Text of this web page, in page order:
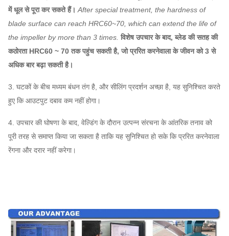
केन्द्रापसारक धौंकनी
प्रशंसक वैकल्पिक
अवयव
इनलेट और आउटलेट फ्लैग, डम्पर, इलेक्ट्रिक एक्ट्यूएटर, शॉक
आइसोलेटर, डायफ्राम कपलिंग, फ्लुइड कपलिंग, मोटर रेन कवर,
टेम्परेचर सेंसर, वाइब्रेटिंग सेंसर, सॉफ्ट स्टार्टर, इन्वर्टर, स्पेशल
इलेक्ट्रिकल मोटर, सिस्टम मॉनिटरिंग इंस्ट्रूमेंट, ल्यूब सिस्टम,
ओवरहेड ल्यूब टैंक आदि।
में धूल से पूरा कर सकते हैं। After special treatment, the hardness of
blade surface can reach HRC60~70, which can extend the life of
the impeller by more than 3 times. विशेष उपचार के बाद, ब्लेड की सतह की
कठोरता HRC60 ~ 70 तक पहुंच सकती है, जो प्ररित करनेवाला के जीवन को 3 से
अधिक बार बढ़ा सकती है।
3. घटकों के बीच मध्यम बंधन तंग है, और सीलिंग प्रदर्शन अच्छा है, यह सुनिश्चित करते
हुए कि आउटपुट दबाव कम नहीं होगा।
4. उपचार की घोषणा के बाद, वेल्डिंग के दौरान उत्पन्न संरचना के आंतरिक तनाव को
पूरी तरह से समाप्त किया जा सकता है ताकि यह सुनिश्चित हो सके कि प्ररित करनेवाला
रेंगना और दरार नहीं करेगा।